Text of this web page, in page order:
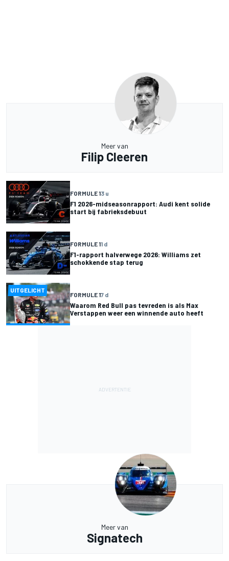
Meer van
Filip Cleeren
FORMULE 13 u
F1 2026-midseasonrapport: Audi kent solide
start bij fabrieksdebuut
FORMULE 11 d
F1-rapport halverwege 2026: Williams zet
schokkende stap terug
UITGELICHT
FORMULE 17 d
Waarom Red Bull pas tevreden is als Max
Verstappen weer een winnende auto heeft
Meer van
Signatech